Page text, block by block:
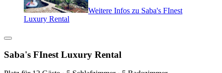
Weitere Infos zu Saba's FInest
Luxury Rental
Saba's FInest Luxury Rental